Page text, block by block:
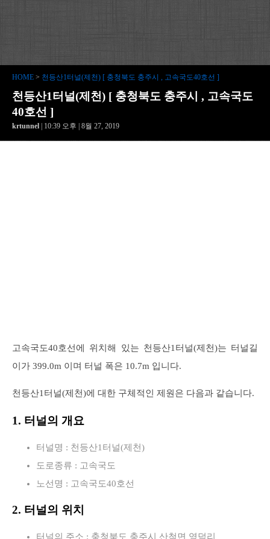
HOME > 천등산1터널(제천) [ 충청북도 충주시 , 고속국도40호선 ]
천등산1터널(제천) [ 충청북도 충주시 , 고속국도
40호선 ]
krtunnel | 10:39 오후 | 8월 27, 2019
고속국도40호선에 위치해 있는 천등산1터널(제천)는 터널길
이가 399.0m 이며 터널 폭은 10.7m 입니다.
천등산1터널(제천)에 대한 구체적인 제원은 다음과 같습니다.
1. 터널의 개요
터널명 : 천등산1터널(제천)
도로종류 : 고속국도
노선명 : 고속국도40호선
2. 터널의 위치
터널의 주소 : 충청북도 충주시 산척면 영덕리